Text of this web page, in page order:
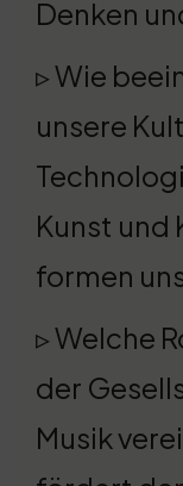
Denken
▹ Wie
unsere
Kunst und
formen
▹ Welche
der
Musik